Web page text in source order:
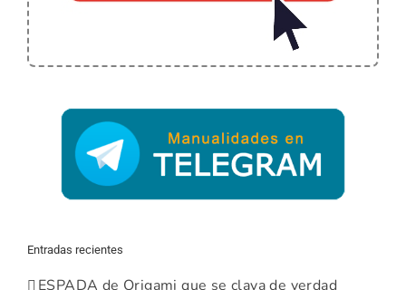
Entradas recientes
ESPADA de Origami que se clava de verdad